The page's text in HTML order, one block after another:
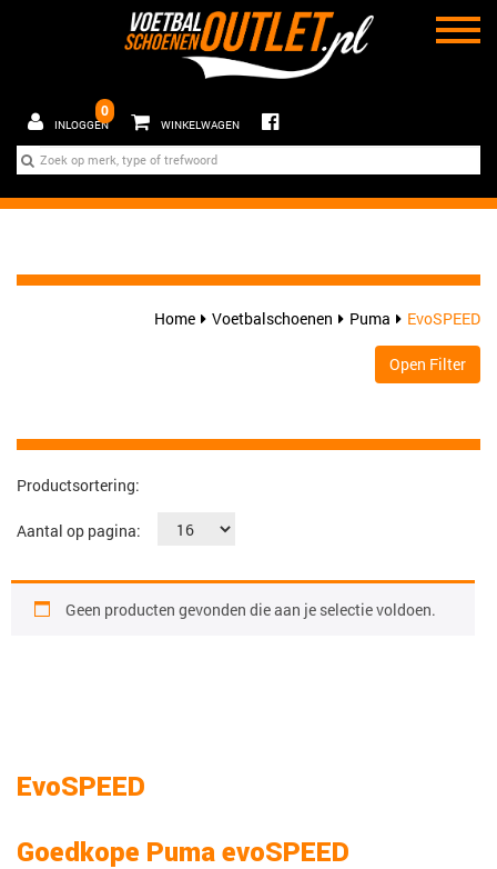
INLOGGEN
0
WINKELWAGEN
Home Voetbalschoenen Puma EvoSPEED
Open Filter
Productsortering:
Aantal op pagina:
Geen producten gevonden die aan je selectie voldoen.
EvoSPEED
Goedkope Puma evoSPEED